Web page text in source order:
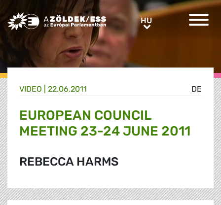
Greens/EFA Home HUHU
DE
VIDEO | 22.06.2011
EUROPEAN COUNCIL
MEETING 23-24 JUNE 2011
REBECCA HARMS